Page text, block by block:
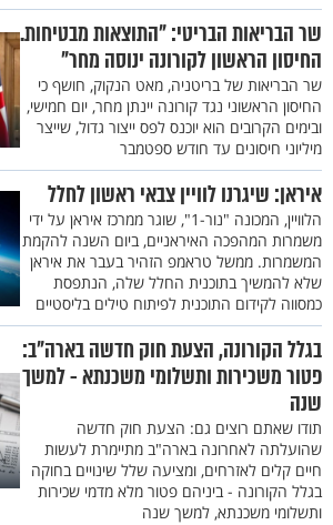
שר הבריאות הבריטי: "התוצאות מבטיחות.
החיסון הראשון לקורונה ינוסה מחר"
שר הבריאות של בריטניה, מאט הנקוק, חושף כי
החיסון הראשוני נגד קורונה יינתן מחר, יום חמישי,
ובימים הקרובים הוא יוכנס לפס ייצור גדול, שייצר
מיליוני חיסונים עד חודש ספטמבר
איראן: שיגרנו לוויין צבאי ראשון לחלל
הלוויין, המכונה "נור-1", שוגר ממרכז איראן על ידי
משמרות המהפכה האיראניים, ביום השנה להקמת
המשמרות. ממשל טראמפ הזהיר בעבר את איראן
שלא להמשיך בתוכנית החלל שלה, הנתפסת
כמסווה לקידום התוכנית לפיתוח טילים בליסטיים
בגלל הקורונה, הצעת חוק חדשה בארה"ב:
פטור משכירות ותשלומי משכנתא - למשך
שנה
תודו שאתם רוצים גם: הצעת חוק חדשה
שהועלתה לאחרונה בארה"ב מתיימרת לעשות
חיים קלים לאזרחים, ומציעה שלל שינויים בחוקה
בגלל הקורונה - ביניהם פטור מלא מדמי שכירות
ותשלומי משכנתא, למשך שנה